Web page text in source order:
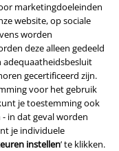
marketingdoeleinden
website, op sociale
worden
deze alleen gedeeld
adequaatheidsbesluit
gecertificeerd zijn.
voor het gebruik
je toestemming ook
- in dat geval worden
je individuele
instellen’ te klikken.